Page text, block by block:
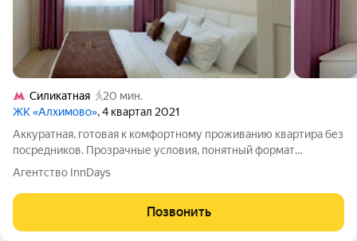
Силикатная
20 мин.
ЖК «Алхимово», 4 квартал 2021
Аккуратная, готовая к комфортному проживанию квартира без
посредников. Прозрачные условия, понятный формат
размещения. Подходит для командированных, гостей города и
спокойного краткосрочного проживания. Формат: заехали
живёте. Стабильно
Агентство InnDays
Позвонить